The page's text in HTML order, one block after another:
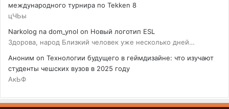
международного турнира по Tekken 8
цЧЬы
Narkolog na dom_ynol on Новый логотип ESL
Здорова, народ Близкий человек уже несколько дней…
Аноним on Технологии будущего в геймдизайне: что изучают
студенты чешских вузов в 2025 году
АкЬФ